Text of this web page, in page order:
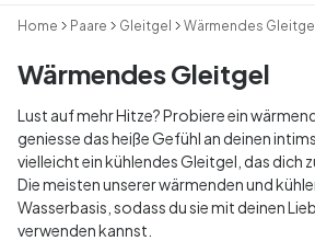
Home Paare Gleitgel Wärmendes Gleitgel
Wärmendes Gleitgel
Lust auf mehr Hitze? Probiere ein
geniesse das heiße Gefühl an deinen
vielleicht ein kühlendes Gleitgel, das dich
Die meisten unserer wärmenden und
Wasserbasis, sodass du sie mit deinen
verwenden kannst.